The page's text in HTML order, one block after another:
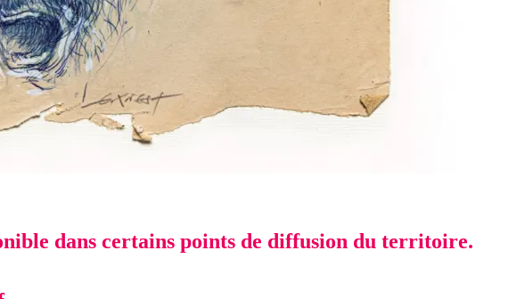
dans certains points de diffusion du territoire.